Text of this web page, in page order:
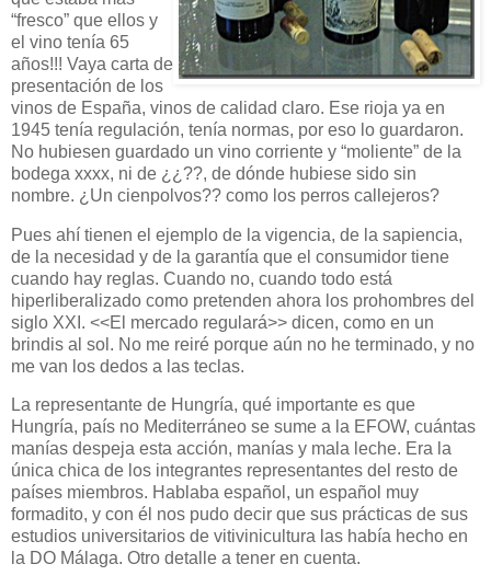
“fresco” que ellos y
el vino tenía 65
años!!! Vaya carta de
presentación de los
vinos de España, vinos de calidad claro. Ese rioja ya en
1945 tenía regulación, tenía normas, por eso lo guardaron.
No hubiesen guardado un vino corriente y “moliente” de la
bodega xxxx, ni de ¿¿??, de dónde hubiese sido sin
nombre. ¿Un cienpolvos?? como los perros callejeros?
Pues ahí tienen el ejemplo de la vigencia, de la sapiencia,
de la necesidad y de la garantía que el consumidor tiene
cuando hay reglas. Cuando no, cuando todo está
hiperliberalizado como pretenden ahora los prohombres del
siglo XXI. <<El mercado regulará>> dicen, como en un
brindis al sol. No me reiré porque aún no he terminado, y no
me van los dedos a las teclas.
La representante de Hungría, qué importante es que
Hungría, país no Mediterráneo se sume a la EFOW, cuántas
manías despeja esta acción, manías y mala leche. Era la
única chica de los integrantes representantes del resto de
países miembros. Hablaba español, un español muy
formadito, y con él nos pudo decir que sus prácticas de sus
estudios universitarios de vitivinicultura las había hecho en
la DO Málaga. Otro detalle a tener en cuenta.